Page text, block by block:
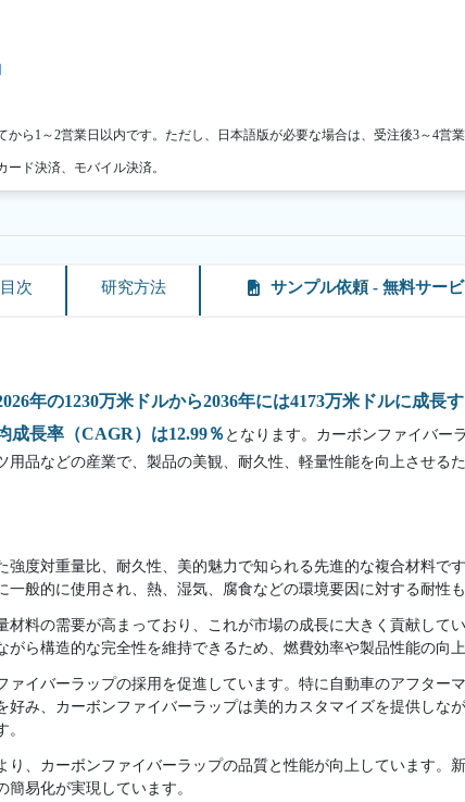
から1～2営業日以内です。ただし、日本語版が必要な場合は、受注後3～4営業
ド決済、モバイル決済。
目次 研究方法 サンプル依頼 - 無料サー
年の1230万米ドルから2036年には4173万米ドルに成長
成長率（CAGR）は12.99％ となります。カーボンファイバー
用品などの産業で、製品の美観、耐久性、軽量性能を向上させる
強度対重量比、耐久性、美的魅力で知られる先進的な複合材料で
般的に使用され、熱、湿気、腐食などの環境要因に対する耐性も
材料の需要が高まっており、これが市場の成長に大きく貢献して
ら構造的な完全性を維持できるため、燃費効率や製品性能の向上
ァイバーラップの採用を促進しています。特に自動車のアフター
好み、カーボンファイバーラップは美的カスタマイズを提供しな
り、カーボンファイバーラップの品質と性能が向上しています。
易化が実現しています。